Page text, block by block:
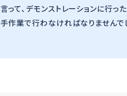
言って、デモンストレーションに行
手作業で行わなければなりませんで